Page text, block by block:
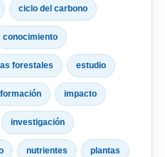
ciclo del carbono
conocimiento
forestales estudio
formación impacto
investigación
nutrientes plantas